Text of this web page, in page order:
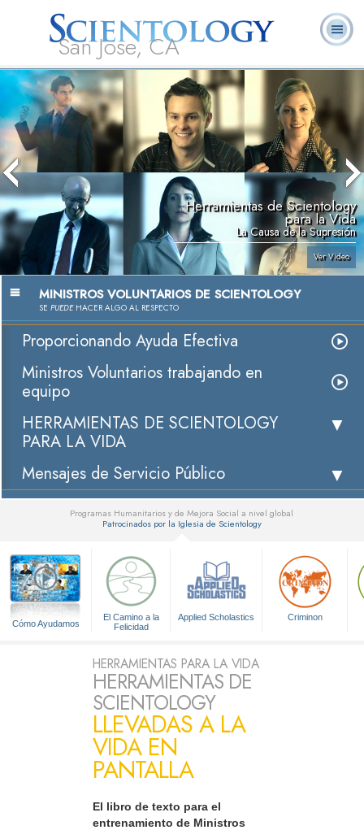
San Jose, CA
Acerca de
Nosotros
L. Ronald
Hubbard
Scientology?
Ministros
Voluntarios
Frecuentes
Herramientas de Scientology
para la Vida
La Causa de la Supresión
Ver Video
MINISTROS VOLUNTARIOS DE SCIENTOLOGY
SE PUEDEHACER ALGO AL RESPECTO
Proporcionando Ayuda Efectiva
Ministros Voluntarios trabajando en
equipo
HERRAMIENTAS DE SCIENTOLOGY
PARA LA VIDA
Mensajes de Servicio Público
Programas Humanitarios y de Mejora Social a nivel global
Patrocinados por la Iglesia de Scientology
Cómo Ayudamos
El Camino a la
Felicidad
Applied Scholastics Criminon
HERRAMIENTAS PARA LA VIDA
HERRAMIENTAS DE
SCIENTOLOGY
LLEVADAS A LA
VIDA EN
PANTALLA
El libro de texto para el
entrenamiento de Ministros